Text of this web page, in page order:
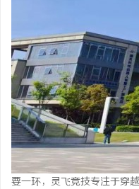
要一环，灵飞竞技专注于穿